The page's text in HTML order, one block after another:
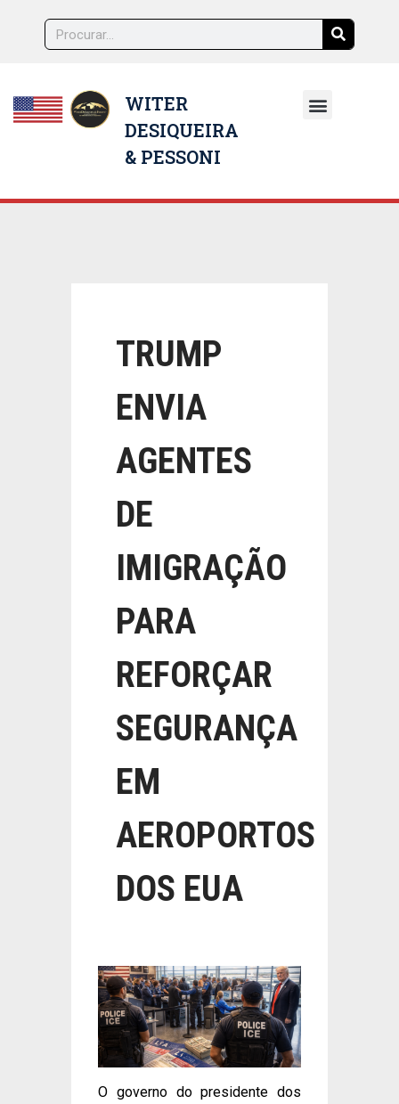
WITER
DESIQUEIRA
& PESSONI
TRUMP
ENVIA
AGENTES
DE
IMIGRAÇÃO
PARA
REFORÇAR
SEGURANÇA
EM
AEROPORTOS
DOS EUA
O governo do presidente dos